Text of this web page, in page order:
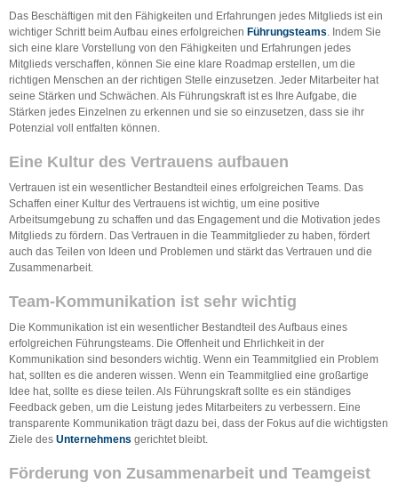
Das Beschäftigen mit den Fähigkeiten und Erfahrungen jedes Mitglieds ist ein
wichtiger Schritt beim Aufbau eines erfolgreichen Führungsteams . Indem Sie
sich eine klare Vorstellung von den Fähigkeiten und Erfahrungen jedes
Mitglieds verschaffen, können Sie eine klare Roadmap erstellen, um die
richtigen Menschen an der richtigen Stelle einzusetzen. Jeder Mitarbeiter hat
seine Stärken und Schwächen. Als Führungskraft ist es Ihre Aufgabe, die
Stärken jedes Einzelnen zu erkennen und sie so einzusetzen, dass sie ihr
Potenzial voll entfalten können.
Eine Kultur des Vertrauens aufbauen
Vertrauen ist ein wesentlicher Bestandteil eines erfolgreichen Teams. Das
Schaffen einer Kultur des Vertrauens ist wichtig, um eine positive
Arbeitsumgebung zu schaffen und das Engagement und die Motivation jedes
Mitglieds zu fördern. Das Vertrauen in die Teammitglieder zu haben, fördert
auch das Teilen von Ideen und Problemen und stärkt das Vertrauen und die
Zusammenarbeit.
Team-Kommunikation ist sehr wichtig
Die Kommunikation ist ein wesentlicher Bestandteil des Aufbaus eines
erfolgreichen Führungsteams. Die Offenheit und Ehrlichkeit in der
Kommunikation sind besonders wichtig. Wenn ein Teammitglied ein Problem
hat, sollten es die anderen wissen. Wenn ein Teammitglied eine großartige
Idee hat, sollte es diese teilen. Als Führungskraft sollte es ein ständiges
Feedback geben, um die Leistung jedes Mitarbeiters zu verbessern. Eine
transparente Kommunikation trägt dazu bei, dass der Fokus auf die wichtigsten
Ziele des Unternehmens gerichtet bleibt.
Förderung von Zusammenarbeit und Teamgeist